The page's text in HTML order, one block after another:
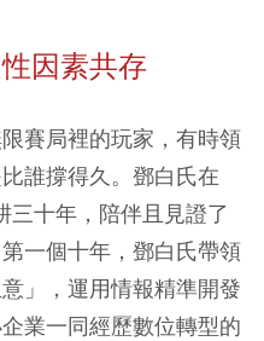
因素共存
賽局裡的玩家，有時領
誰撐得久。鄧白氏在
十年，陪伴且見證了
一個十年，鄧白氏帶領
」，運用情報精準開發
業一同經歷數位轉型的